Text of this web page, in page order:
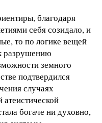
благодаря
себя созидало, и
то по логике вещей
разрушению
земного
подтвердился
случаях
богаче ни духовно,